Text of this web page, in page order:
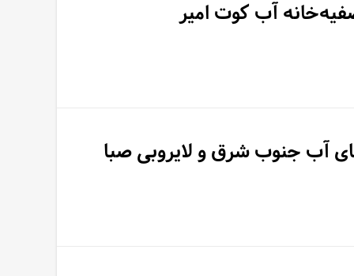
آب کوت امیر
آب جنوب شرق و لایروبی صبا